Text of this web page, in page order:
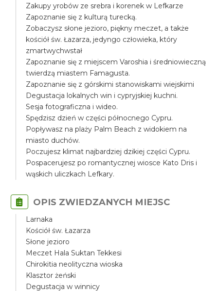
Zakupy yrobów ze srebra i korenek w Lefkarze
Zapoznanie się z kulturą turecką.
Zobaczysz słone jezioro, piękny meczet, a także
kościół św. Łazarza, jedyngo człowieka, który
zmartwychwstał
Zapoznanie się z miejscem Varoshia i średniowieczną
twierdzą miastem Famagusta.
Zapoznanie się z górskimi stanowiskami wiejskimi
Degustacja lokalnych win i cypryjskiej kuchni.
Sesja fotograficzna i wideo.
Spędzisz dzień w części północnego Cypru.
Popływasz na plaży Palm Beach z widokiem na
miasto duchów.
Poczujesz klimat najbardziej dzikiej części Cypru.
Pospacerujesz po romantycznej wiosce Kato Dris i
wąskich uliczkach Lefkary.
OPIS ZWIEDZANYCH MIEJSC
Larnaka
Kościół św. Łazarza
Słone jezioro
Meczet Hala Suktan Tekkesi
Chirokitia neolityczna wioska
Klasztor żeński
Degustacja w winnicy